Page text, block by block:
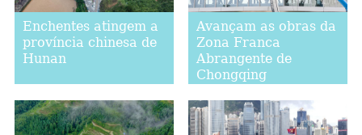
Enchentes atingem a
província chinesa de
Hunan
Avançam as obras da
Zona Franca
Abrangente de
Chongqing